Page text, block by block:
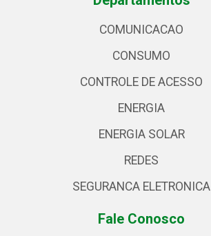
COMUNICACAO
CONSUMO
CONTROLE DE ACESSO
ENERGIA
ENERGIA SOLAR
REDES
SEGURANCA ELETRONICA
Fale Conosco